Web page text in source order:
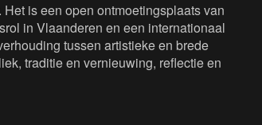
is een open ontmoetingsplaats van
in Vlaanderen en een internationaal
tussen artistieke en brede
traditie en vernieuwing, reflectie en